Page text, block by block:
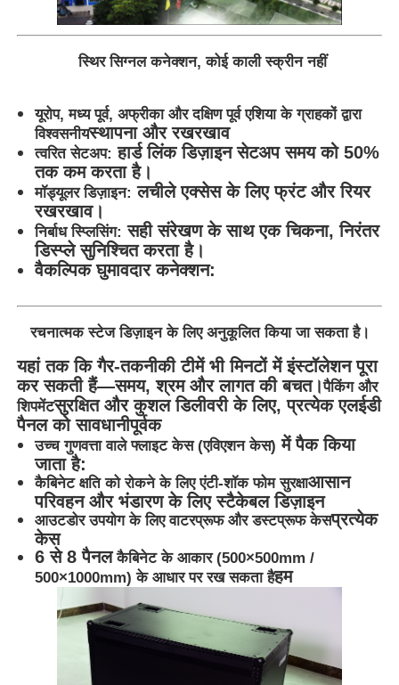
स्थिर सिग्नल कनेक्शन, कोई काली स्क्रीन नहीं
यूरोप, मध्य पूर्व, अफ्रीका और दक्षिण पूर्व एशिया के ग्राहकों द्वारा
विश्वसनीयस्थापना और रखरखाव
त्वरित सेटअप: हार्ड लिंक डिज़ाइन सेटअप समय को 50%
तक कम करता है।
मॉड्यूलर डिज़ाइन: लचीले एक्सेस के लिए फ्रंट और रियर
रखरखाव।
निर्बाध स्प्लिसिंग: सही संरेखण के साथ एक चिकना, निरंतर
डिस्प्ले सुनिश्चित करता है।
वैकल्पिक घुमावदार कनेक्शन:
रचनात्मक स्टेज डिज़ाइन के लिए अनुकूलित किया जा सकता है।
यहां तक कि गैर-तकनीकी टीमें भी मिनटों में इंस्टॉलेशन पूरा
कर सकती हैं—समय, श्रम और लागत की बचत।पैकिंग और
शिपमेंटसुरक्षित और कुशल डिलीवरी के लिए, प्रत्येक एलईडी
पैनल को सावधानीपूर्वक
उच्च गुणवत्ता वाले फ्लाइट केस (एविएशन केस) में पैक किया
जाता है:
कैबिनेट क्षति को रोकने के लिए एंटी-शॉक फोम सुरक्षाआसान
परिवहन और भंडारण के लिए स्टैकेबल डिज़ाइन
आउटडोर उपयोग के लिए वाटरप्रूफ और डस्टप्रूफ केसप्रत्येक
केस
6 से 8 पैनलकैबिनेट के आकार (500×500mm /
500×1000mm) के आधार पर रख सकता हैहम